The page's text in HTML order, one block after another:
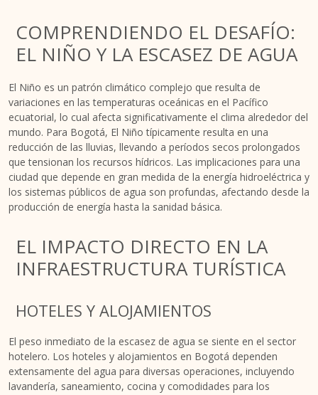
COMPRENDIENDO EL DESAFÍO:
EL NIÑO Y LA ESCASEZ DE AGUA
El Niño es un patrón climático complejo que resulta de
variaciones en las temperaturas oceánicas en el Pacífico
ecuatorial, lo cual afecta significativamente el clima alrededor del
mundo. Para Bogotá, El Niño típicamente resulta en una
reducción de las lluvias, llevando a períodos secos prolongados
que tensionan los recursos hídricos. Las implicaciones para una
ciudad que depende en gran medida de la energía hidroeléctrica y
los sistemas públicos de agua son profundas, afectando desde la
producción de energía hasta la sanidad básica.
EL IMPACTO DIRECTO EN LA
INFRAESTRUCTURA TURÍSTICA
HOTELES Y ALOJAMIENTOS
El peso inmediato de la escasez de agua se siente en el sector
hotelero. Los hoteles y alojamientos en Bogotá dependen
extensamente del agua para diversas operaciones, incluyendo
lavandería, saneamiento, cocina y comodidades para los